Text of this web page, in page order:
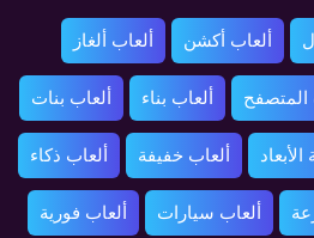
ألعاب أكشن ألعاب ألغاز
المتصفح ألعاب بناء ألعاب بنات
الأبعاد ألعاب خفيفة ألعاب ذكاء
ألعاب سيارات ألعاب فورية